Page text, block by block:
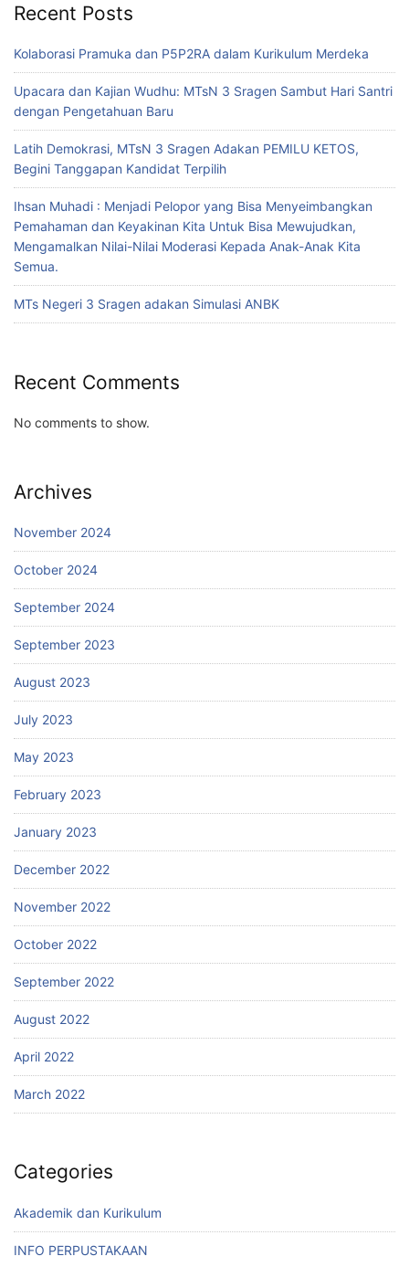
Recent Posts
Kolaborasi Pramuka dan P5P2RA dalam Kurikulum Merdeka
Upacara dan Kajian Wudhu: MTsN 3 Sragen Sambut Hari Santri
dengan Pengetahuan Baru
Latih Demokrasi, MTsN 3 Sragen Adakan PEMILU KETOS,
Begini Tanggapan Kandidat Terpilih
Ihsan Muhadi : Menjadi Pelopor yang Bisa Menyeimbangkan
Pemahaman dan Keyakinan Kita Untuk Bisa Mewujudkan,
Mengamalkan Nilai-Nilai Moderasi Kepada Anak-Anak Kita
Semua.
MTs Negeri 3 Sragen adakan Simulasi ANBK
Recent Comments
No comments to show.
Archives
November 2024
October 2024
September 2024
September 2023
August 2023
July 2023
May 2023
February 2023
January 2023
December 2022
November 2022
October 2022
September 2022
August 2022
April 2022
March 2022
Categories
Akademik dan Kurikulum
INFO PERPUSTAKAAN